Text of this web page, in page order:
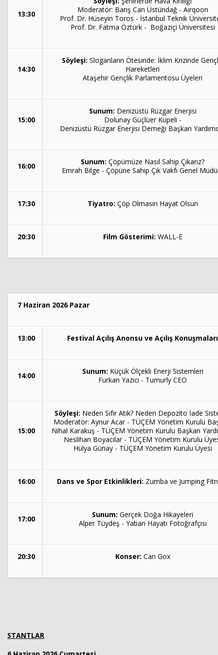
13:30
Moderatör: Barış Can Üstündağ - Airqoon
Prof. Dr. Hüseyin Toros - İstanbul Teknik
Prof. Dr. Fatma Öztürk - Boğaziçi Üniversitesi
14:30
Söyleşi: Sloganların Ötesinde: İklim Krizinde
Hareketleri
Ataşehir Gençlik Parlamentosu Üyeleri
15:00
Sunum: Denizüstü Rüzgar Enerjisi
Dolunay Güçlüer Küpeli -
Denizüstü Rüzgar Enerjisi Derneği Başkan
16:00 Sunum: Çöpümüze Nasıl Sahip Çıkarız?
Emrah Bilge - Çöpüne Sahip Çık Vakfı Genel
17:30 Tiyatro: Çöp Olmasın Hayat Olsun
20:30 Film Gösterimi: WALL-E
7 Haziran 2026 Pazar
13:00 Festival Açılış Anonsu ve Açılış Konuşmaları
14:00 Sunum: Küçük Ölçekli Enerji Sistemleri
Furkan Yazıcı - Tumurly CEO
15:00
Söyleşi: Neden Sıfır Atık? Neden Depozito İade
Moderatör: Aynur Acar - TÜÇEM Yönetim Kurulu
Nihal Karakuş - TÜÇEM Yönetim Kurulu Başkan
Neslihan Boyacılar - TÜÇEM Yönetim Kurulu
Hülya Günay - TÜÇEM Yönetim Kurulu Üyesi
16:00 Dans ve Spor Etkinlikleri: Zumba ve Jumping
17:00 Sunum: Gerçek Doğa Hikayeleri
Alper Tüydeş - Yaban Hayatı Fotoğrafçısı
20:30 Konser: Can Gox
STANTLAR